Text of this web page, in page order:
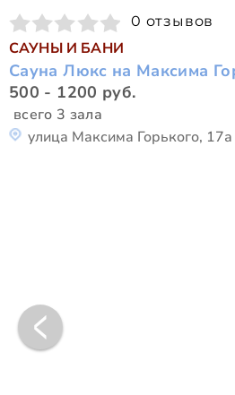
0 отзывов
САУНЫ И БАНИ
Сауна Люкс на Максима
500 - 1200 руб.
всего 3 зала
улица Максима Горького, 17а